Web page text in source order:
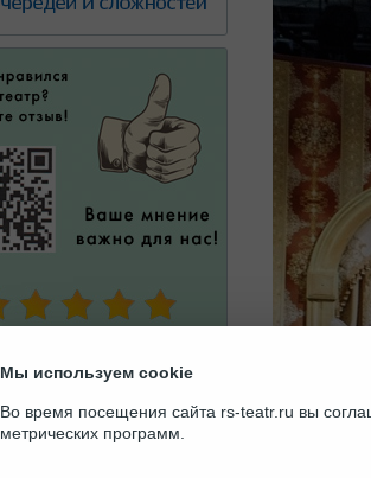
Мы используем cookie
Во время посещения сайта rs-teatr.ru вы
метрических программ.